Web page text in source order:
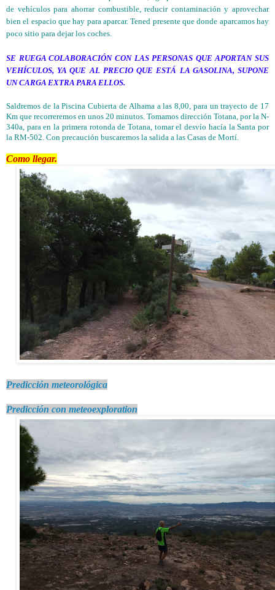
de vehículos para ahorrar combustible, reducir contaminación y aprovechar
bien el espacio que hay para aparcar. Tened presente que donde aparcamos hay
poco sitio para dejar los coches.
SE RUEGA COLABORACIÓN CON LAS PERSONAS QUE APORTAN SUS
VEHÍCULOS, YA QUE AL PRECIO QUE ESTÁ LA GASOLINA, SUPONE
UN CARGA EXTRA PARA ELLOS.
Saldremos de la Piscina Cubierta de Alhama a las 8,00, para un trayecto de 17
Km que recorreremos en unos 20 minutos. Tomamos dirección Totana, por la N-
340a, para en la primera rotonda de Totana, tomar el desvío hacía la Santa por
la RM-502. Con precaución buscaremos la salida a las Casas de Mortí.
Como llegar.
Predicción meteorológica
Predicción con meteoexploration